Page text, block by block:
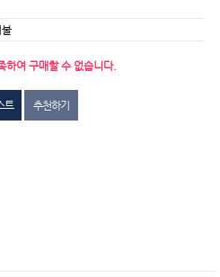
하여 구매할 수 없습니다.
트 추천하기